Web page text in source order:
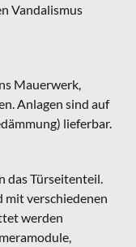
Vandalismus
Mauerwerk,
Anlagen sind auf
lieferbar.
das Türseitenteil.
mit verschiedenen
werden